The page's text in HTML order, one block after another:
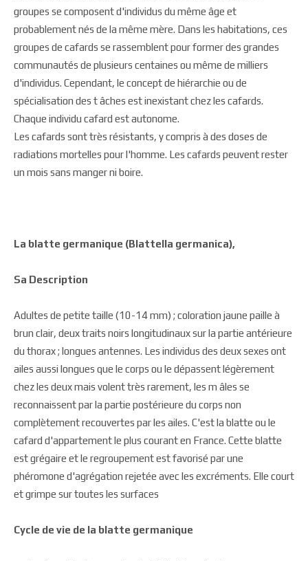
groupes se composent d'individus du même âge et
probablement nés de la même mère. Dans les habitations, ces
groupes de cafards se rassemblent pour former des grandes
communautés de plusieurs centaines ou même de milliers
d'individus. Cependant, le concept de hiérarchie ou de
spécialisation des t âches est inexistant chez les cafards.
Chaque individu cafard est autonome.
Les cafards sont très résistants, y compris à des doses de
radiations mortelles pour l'homme. Les cafards peuvent rester
un mois sans manger ni boire.
La blatte germanique (Blattella germanica),
Sa Description
Adultes de petite taille (10-14 mm) ; coloration jaune paille à
brun clair, deux traits noirs longitudinaux sur la partie antérieure
du thorax ; longues antennes. Les individus des deux sexes ont
ailes aussi longues que le corps ou le dépassent légèrement
chez les deux mais volent très rarement, les m âles se
reconnaissent par la partie postérieure du corps non
complètement recouvertes par les ailes. C'est la blatte ou le
cafard d'appartement le plus courant en France. Cette blatte
est grégaire et le regroupement est favorisé par une
phéromone d'agrégation rejetée avec les excréments. Elle court
et grimpe sur toutes les surfaces
Cycle de vie de la blatte germanique